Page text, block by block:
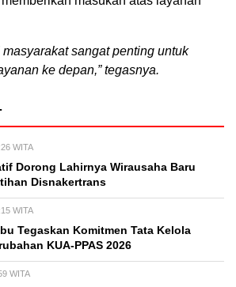
masyarakat sangat penting untuk
ke depan,” tegasnya.
WITA
Dorong Lahirnya Wirausaha Baru
Disnakertrans
WITA
Tegaskan Komitmen Tata Kelola
KUA-PPAS 2026
WITA